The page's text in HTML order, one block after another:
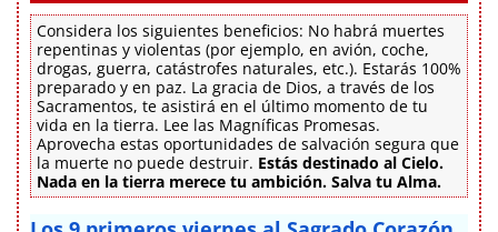
Considera los siguientes beneficios: No habrá muertes
repentinas y violentas (por ejemplo, en avión, coche,
drogas, guerra, catástrofes naturales, etc.). Estarás 100%
preparado y en paz. La gracia de Dios, a través de los
Sacramentos, te asistirá en el último momento de tu
vida en la tierra. Lee las Magníficas Promesas.
Aprovecha estas oportunidades de salvación segura que
la muerte no puede destruir. Estás destinado al Cielo.
Nada en la tierra merece tu ambición. Salva tu Alma.